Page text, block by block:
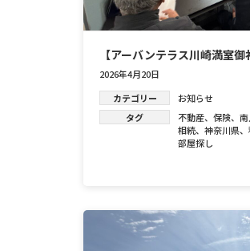
【アーバンテラス川崎満室御
2026年4月20日
カテゴリー
お知らせ
タグ
不動産、 保険、
相続、 神奈川県、
部屋探し